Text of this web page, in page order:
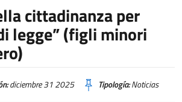
cittadinanza per
legge” (figli minori
diciembre 31 2025 Tipología:Noticias